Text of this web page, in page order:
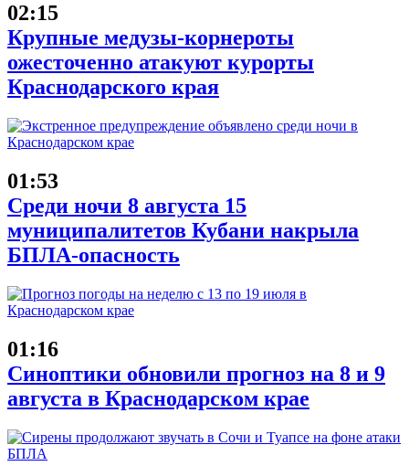
02:15
Крупные медузы-корнероты
ожесточенно атакуют курорты
Краснодарского края
01:53
Среди ночи 8 августа 15
муниципалитетов Кубани накрыла
БПЛА-опасность
01:16
Синоптики обновили прогноз на 8 и 9
августа в Краснодарском крае